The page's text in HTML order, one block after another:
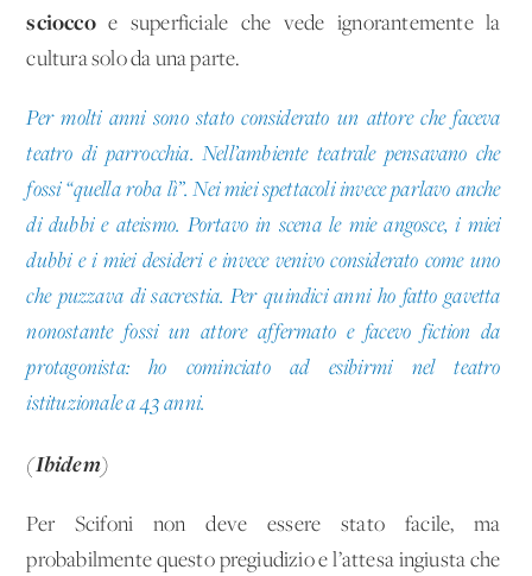
scioccoe superficiale che vede ignorantemente la
cultura solo da una parte.
Per molti anni sono stato considerato un attore che faceva
teatro di parrocchia. Nell’ambiente teatrale pensavano che
fossi “quella roba lì”. Nei miei spettacoli invece parlavo anche
di dubbi e ateismo. Portavo in scena le mie angosce, i miei
dubbi e i miei desideri e invece venivo considerato come uno
che puzzava di sacrestia. Per quindici anni ho fatto gavetta
nonostante fossi un attore affermato e facevo fiction da
protagonista: ho cominciato ad esibirmi nel teatro
istituzionale a 43 anni.
(Ibidem)
Per Scifoni non deve essere stato facile, ma
probabilmente questo pregiudizio e l’attesa ingiusta che